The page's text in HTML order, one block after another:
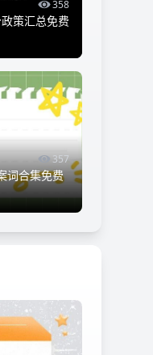
358
策汇总免费
357
词合集免费